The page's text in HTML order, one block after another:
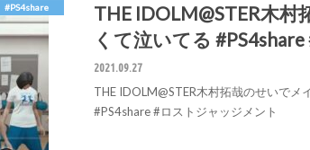
#PS4share
THE IDOLM@STER木
くて泣いてる
2021.09.27
THE IDOLM@STER木村拓哉のせいで
#PS4share #ロストジャッジメント